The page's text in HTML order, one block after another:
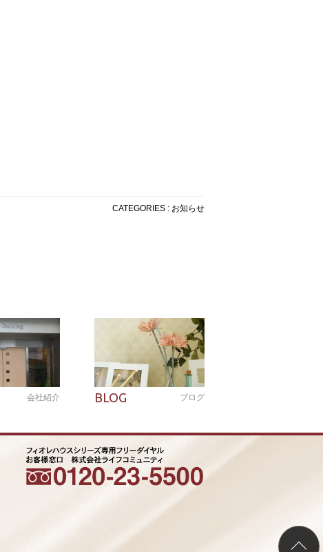
CATEGORIES : お知らせ
会社紹介 BLOG ブログ